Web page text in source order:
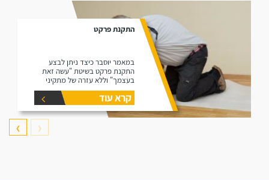
התקנת פרקט
במאמר יוסבר כיצד ניתן לבצע
התקנת פרקט בשיטת "עשה זאת
בעצמך" וללא עזרה של מתקיני
פרקטים.
קרא עוד
❮
❯